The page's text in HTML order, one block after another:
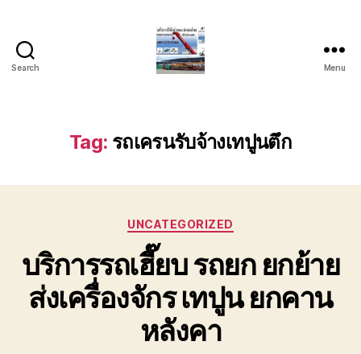
Search
รถ
เครน
เฮี๊ยบ
สไลด์
เครื่องจักร
โทร
0818900005
Menu
Tag: รถเครนรับจ้างเทปูนตึก
Categories
UNCATEGORIZED
บริการรถเฮี๊ยบ รถยก ยกย้าย
ส่งเครื่องจักร เทปูน ยกคาน
หลังคา